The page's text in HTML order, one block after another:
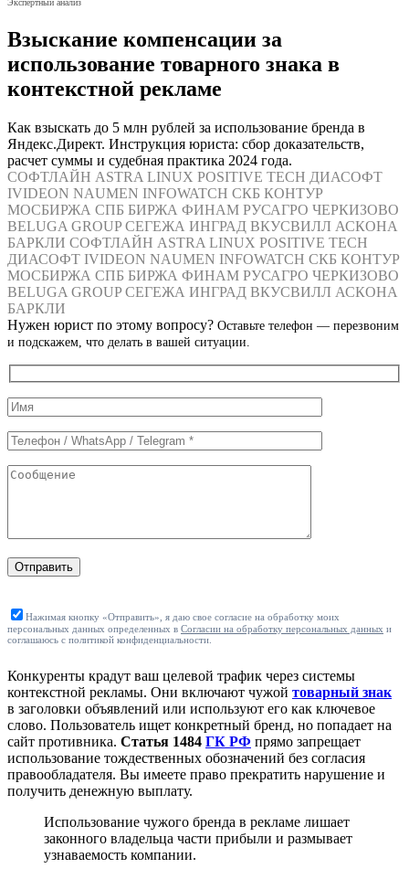
Экспертный анализ
Взыскание компенсации за
использование товарного знака в
контекстной рекламе
Как взыскать до 5 млн рублей за использование бренда в
Яндекс.Директ. Инструкция юриста: сбор доказательств,
расчет суммы и судебная практика 2024 года.
СОФТЛАЙН ASTRA LINUX POSITIVE TECH ДИАСОФТ
IVIDEON NAUMEN INFOWATCH СКБ КОНТУР
МОСБИРЖА СПБ БИРЖА ФИНАМ РУСАГРО ЧЕРКИЗОВО
BELUGA GROUP СЕГЕЖА ИНГРАД ВКУСВИЛЛ АСКОНА
БАРКЛИ СОФТЛАЙН ASTRA LINUX POSITIVE TECH
ДИАСОФТ IVIDEON NAUMEN INFOWATCH СКБ КОНТУР
МОСБИРЖА СПБ БИРЖА ФИНАМ РУСАГРО ЧЕРКИЗОВО
BELUGA GROUP СЕГЕЖА ИНГРАД ВКУСВИЛЛ АСКОНА
БАРКЛИ
Нужен юрист по этому вопросу? Оставьте телефон — перезвоним
и подскажем, что делать в вашей ситуации.
Служебные
поля
формы
Отправить
Нажимая кнопку «Отправить», я даю свое согласие на обработку моих
персональных данных определенных в Согласии на обработку персональных данных и
соглашаюсь с политикой конфиденциальности.
Конкуренты крадут ваш целевой трафик через системы
контекстной рекламы. Они включают чужой товарный знак
в заголовки объявлений или используют его как ключевое
слово. Пользователь ищет конкретный бренд, но попадает на
сайт противника. Статья 1484 ГК РФ прямо запрещает
использование тождественных обозначений без согласия
правообладателя. Вы имеете право прекратить нарушение и
получить денежную выплату.
Использование чужого бренда в рекламе лишает
законного владельца части прибыли и размывает
узнаваемость компании.